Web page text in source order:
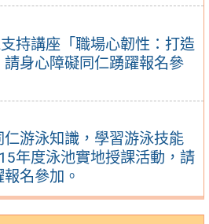
持講座「職場心韌性：打造
身心障礙同仁踴躍報名參
游泳知識，學習游泳技能
年度泳池實地授課活動，請
名參加。